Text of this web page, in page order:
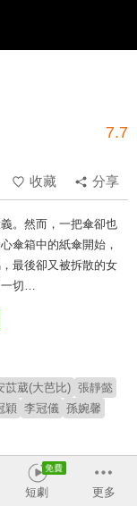
7.7
收藏
分享
。然而，一把傘卻也
傘箱中的紙傘開始，
最後卻又被拆散的女
一切…
苡葳(大芭比) 張靜懿
穎 李冠儀 孫婉馨
短劇 更多